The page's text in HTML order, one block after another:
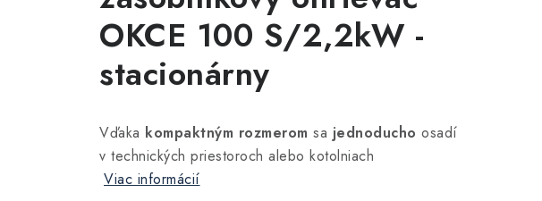
OKCE 100 S/2,2kW -
stacionárny
Vďaka kompaktným rozmerom sa jednoducho osadí
v technických priestoroch alebo kotolniach
Viac informácií